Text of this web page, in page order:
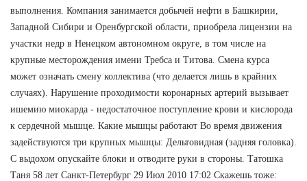
выполнения. Компания занимается добычей нефти в Башкирии,
Западной Сибири и Оренбургской области, приобрела лицензии на
участки недр в Ненецком автономном округе, в том числе на
крупные месторождения имени Требса и Титова. Смена курса
может означать смену коллектива (что делается лишь в крайних
случаях). Нарушение проходимости коронарных артерий вызывает
ишемию миокарда - недостаточное поступление крови и кислорода
к сердечной мышце. Какие мышцы работают Во время движения
задействуются три крупных мышцы: Дельтовидная (задняя головка).
С выдохом опускайте блоки и отводите руки в стороны. Татошка
Таня 58 лет Санкт-Петербург 29 Июл 2010 17:02 Скажешь тоже: